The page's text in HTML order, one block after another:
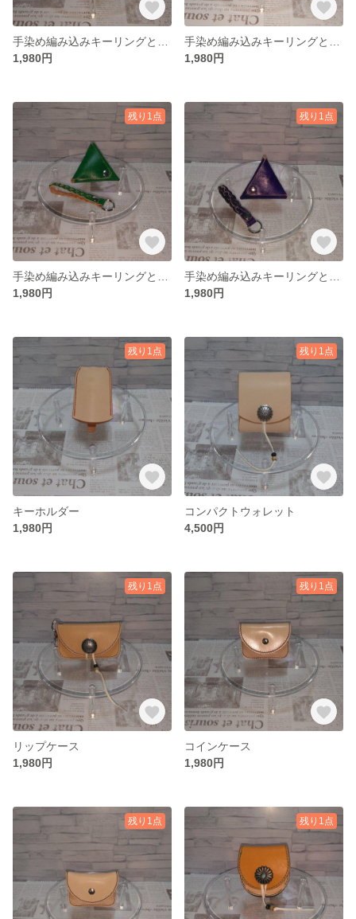
1,980円
1,980円
残り1点
1,980円
残り1点
1,980円
残り1点
キーホルダー
1,980円
残り1点
コンパクトウォレット
4,500円
残り1点
リップケース
1,980円
残り1点
コインケース
1,980円
残り1点 残り1点